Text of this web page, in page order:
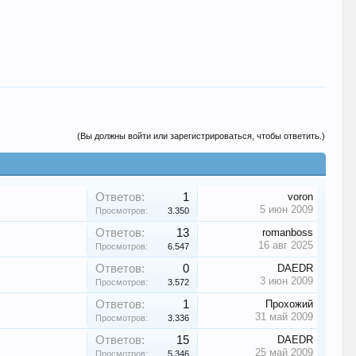
(Вы должны войти или зарегистрироваться, чтобы ответить.)
Ответов: 1
Просмотров: 3.350
voron
5 июн 2009
Ответов: 13
Просмотров: 6.547
romanboss
16 авг 2025
Ответов: 0
Просмотров: 3.572
DAEDR
3 июн 2009
Ответов: 1
Просмотров: 3.336
Прохожий
31 май 2009
Ответов: 15
Просмотров: 5.346
DAEDR
25 май 2009